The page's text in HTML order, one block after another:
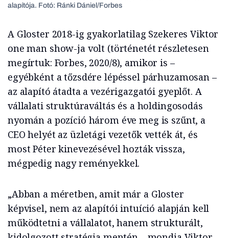
alapítója. Fotó: Ránki Dániel/Forbes
A Gloster 2018-ig gyakorlatilag Szekeres Viktor
one man show-ja volt (történetét részletesen
megírtuk: Forbes, 2020/8), amikor is –
egyébként a tőzsdére lépéssel párhuzamosan –
az alapító átadta a vezérigazgatói gyeplőt. A
vállalati struktúraváltás és a holdingosodás
nyomán a pozíció három éve meg is szűnt, a
CEO helyét az üzletági vezetők vették át, és
most Péter kinevezésével hozták vissza,
mégpedig nagy reményekkel.
„Abban a méretben, amit már a Gloster
képvisel, nem az alapítói intuíció alapján kell
működtetni a vállalatot, hanem strukturált,